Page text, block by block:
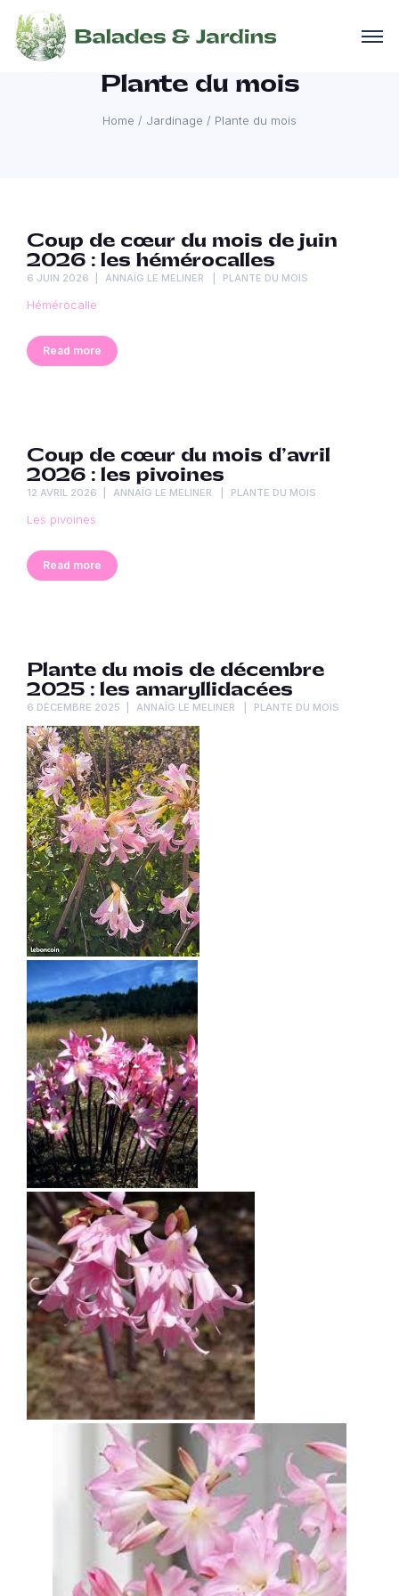
Plante du mois
Home / Jardinage / Plante du mois
Coup de cœur du mois de juin
2026 : les hémérocalles
6 JUIN 2026 ANNAÏG LE MELINER PLANTE DU MOIS
Hémérocalle
Read more
Coup de cœur du mois d’avril
2026 : les pivoines
12 AVRIL 2026 ANNAÏG LE MELINER PLANTE DU MOIS
Les pivoines
Read more
Plante du mois de décembre
2025 : les amaryllidacées
6 DÉCEMBRE 2025 ANNAÏG LE MELINER PLANTE DU MOIS